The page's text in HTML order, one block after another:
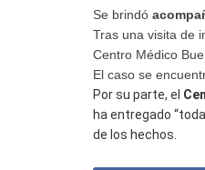
Se brindó
Tras una visita de
Centro Médico
El caso se
Por su parte, el
ha entregado
de los hechos.